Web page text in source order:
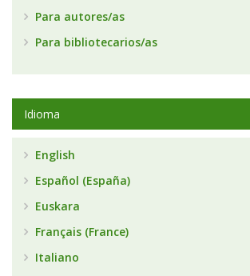
Para autores/as
Para bibliotecarios/as
Idioma
English
Español (España)
Euskara
Français (France)
Italiano